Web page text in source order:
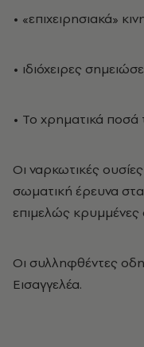
• «επιχειρησιακά»
• ιδιόχειρες
• Το χρηματικά ποσά
Οι ναρκωτικές
σωματική έρευνα
επιμελώς
Οι συλληφθέντες
Εισαγγελέα.